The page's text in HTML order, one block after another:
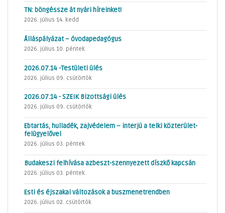
TN: böngéssze át nyári híreinket!
2026. július 14. kedd
Álláspályázat – óvodapedagógus
2026. július 10. péntek
2026.07.14 -Testületi ülés
2026. július 09. csütörtök
2026.07.14 - SZEIK Bizottsági ülés
2026. július 09. csütörtök
Ebtartás, hulladék, zajvédelem – interjú a telki közterület-
felügyelővel
2026. július 03. péntek
Budakeszi felhívása azbeszt-szennyezett díszkő kapcsán
2026. július 03. péntek
Esti és éjszakai változások a buszmenetrendben
2026. július 02. csütörtök